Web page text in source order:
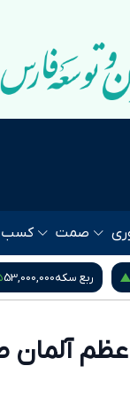
صمت کسب
217,280‎−۰٫۰۱ %